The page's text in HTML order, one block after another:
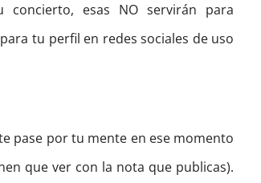
concierto, esas NO servirán para
tu perfil en redes sociales de uso
pase por tu mente en ese momento
que ver con la nota que publicas).